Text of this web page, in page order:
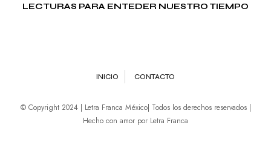
LECTURAS PARA ENTEDER NUESTRO TIEMPO
INICIO CONTACTO
© Copyright 2024 | Letra Franca México| Todos los derechos reservados |
Hecho con amor por Letra Franca